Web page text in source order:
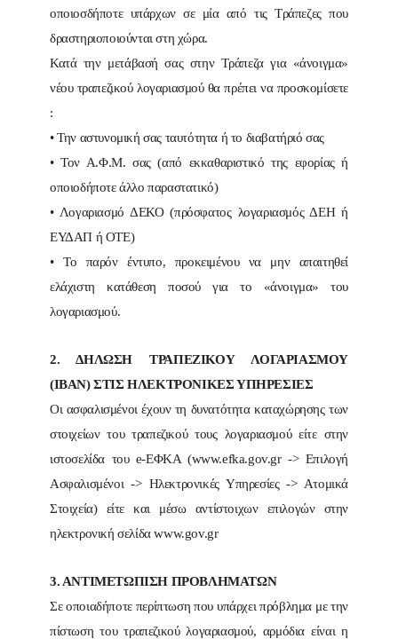
οποιοσδήποτε υπάρχων σε μία από τις Τράπεζες που
δραστηριοποιούνται στη χώρα.
Κατά την μετάβασή σας στην Τράπεζα για «άνοιγμα»
νέου τραπεζικού λογαριασμού θα πρέπει να προσκομίσετε
:
• Την αστυνομική σας ταυτότητα ή το διαβατήριό σας
• Τον Α.Φ.Μ. σας (από εκκαθαριστικό της εφορίας ή
οποιοδήποτε άλλο παραστατικό)
• Λογαριασμό ΔΕΚΟ (πρόσφατος λογαριασμός ΔΕΗ ή
ΕΥΔΑΠ ή ΟΤΕ)
• Το παρόν έντυπο, προκειμένου να μην απαιτηθεί
ελάχιστη κατάθεση ποσού για το «άνοιγμα» του
λογαριασμού.
2. ΔΗΛΩΣΗ ΤΡΑΠΕΖΙΚΟΥ ΛΟΓΑΡΙΑΣΜΟΥ
(ΙΒΑΝ) ΣΤΙΣ ΗΛΕΚΤΡΟΝΙΚΕΣ ΥΠΗΡΕΣΙΕΣ
Οι ασφαλισμένοι έχουν τη δυνατότητα καταχώρησης των
στοιχείων του τραπεζικού τους λογαριασμού είτε στην
ιστοσελίδα του e-ΕΦΚΑ (www.efka.gov.gr -> Επιλογή
Ασφαλισμένοι -> Ηλεκτρονικές Υπηρεσίες -> Ατομικά
Στοιχεία) είτε και μέσω αντίστοιχων επιλογών στην
ηλεκτρονική σελίδα www.gov.gr
3. ΑΝΤΙΜΕΤΩΠΙΣΗ ΠΡΟΒΛΗΜΑΤΩΝ
Σε οποιαδήποτε περίπτωση που υπάρχει πρόβλημα με την
πίστωση του τραπεζικού λογαριασμού, αρμόδια είναι η